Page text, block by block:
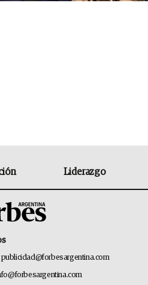
Liderazgo
publicidad@forbesargentina.com